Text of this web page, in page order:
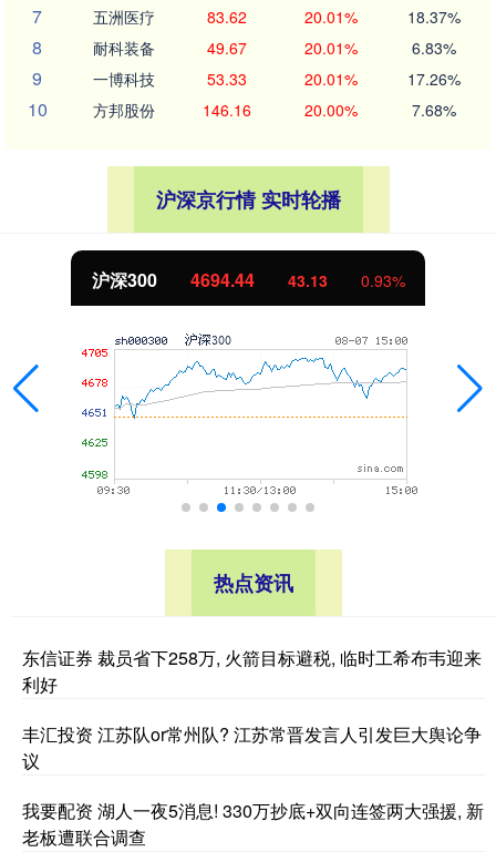
7 五洲医疗 83.62 20.01% 18.37%
8 耐科装备 49.67 20.01% 6.83%
9 一博科技 53.33 20.01% 17.26%
10 方邦股份 146.16 20.00% 7.68%
沪深京行情 实时轮播
沪深300 4694.44 43.13 0.93%
热点资讯
东信证券 裁员省下258万, 火箭目标避税, 临时工希布韦迎来
利好
丰汇投资 江苏队or常州队? 江苏常晋发言人引发巨大舆论争
议
我要配资 湖人一夜5消息! 330万抄底+双向连签两大强援, 新
老板遭联合调查